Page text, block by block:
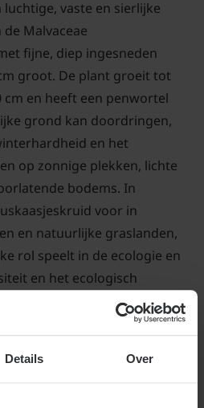
Details Over
vaste en sierlijke
Malvaceae
fijne, diep ingesneden
groot. De plant groeit tot
cm en heeft een penwortel
grond kan doordringen,
en het
op zonnige plekken, lichte
bodems. In
voor in
en natuurlijke graslanden,
rol speelt in de ecologie en
en het ecologisch
De bloemen zijn rijk aan